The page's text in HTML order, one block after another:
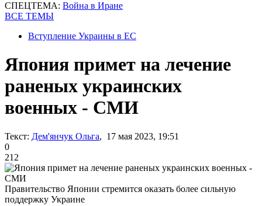
СПЕЦТЕМА: Война в Иране
ВСЕ ТЕМЫ
Вступление Украины в ЕС
Япония примет на лечение
раненых украинских
военных - СМИ
Текст: Дем'янчук Ольга, 17 мая 2023, 19:51
0
212
Правительство Японии стремится оказать более сильную
поддержку Украине